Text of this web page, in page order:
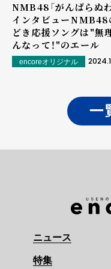
NMB48「がんばらぬわ
インタビュー
どき応援ソングは"無
んなって！"のエール
encoreオリジナル
一
ニュース
特集